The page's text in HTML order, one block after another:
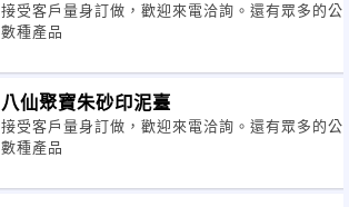
接受客戶量身訂做，歡迎來電洽詢。還有眾多的
數種產品
八仙聚寶朱砂印泥臺
接受客戶量身訂做，歡迎來電洽詢。還有眾多的
數種產品